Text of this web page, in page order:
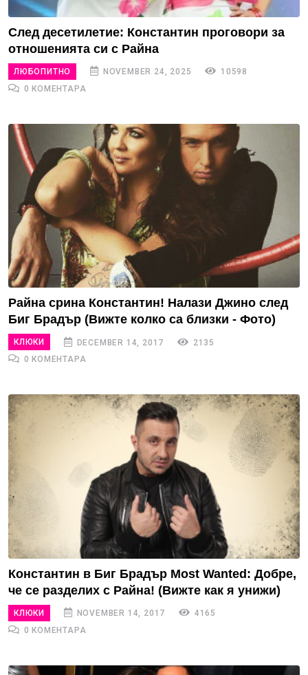
След десетилетие: Константин проговори за
отношенията си с Райна
ЛЮБОПИТНО NOVEMBER 24, 2025
10598
0 КОМЕНТАРА
Райна срина Константин! Налази Джино след
Биг Брадър (Вижте колко са близки - Фото)
КЛЮКИ DECEMBER 14, 2017
2135
0 КОМЕНТАРА
Константин в Биг Брадър Most Wanted: Добре,
че се разделих с Райна! (Вижте как я унижи)
КЛЮКИ NOVEMBER 14, 2017
4165
0 КОМЕНТАРА